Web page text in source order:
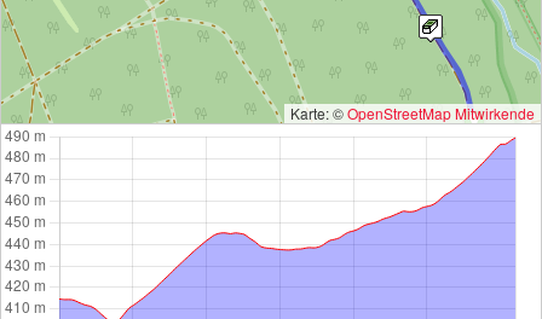
Karte: ©OpenStreetMap Mitwirkende